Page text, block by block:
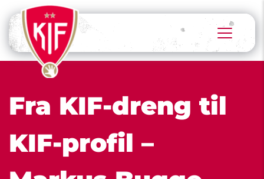
Fra KIF-dreng til
KIF-profil –